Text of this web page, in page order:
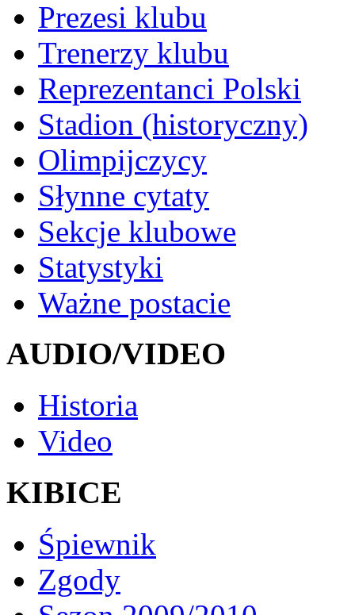
Prezesi klubu
Trenerzy klubu
Reprezentanci Polski
Stadion (historyczny)
Olimpijczycy
Słynne cytaty
Sekcje klubowe
Statystyki
Ważne postacie
AUDIO/VIDEO
Historia
Video
KIBICE
Śpiewnik
Zgody